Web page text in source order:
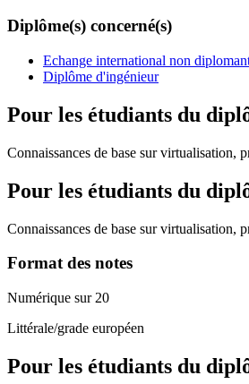
Diplôme(s) concerné(s)
Echange international non
Diplôme d'ingénieur
Pour les étudiants du
Connaissances de base sur virtualisation,
Pour les étudiants du
Connaissances de base sur
Format des notes
Numérique sur 20
Littérale/grade européen
Pour les étudiants du